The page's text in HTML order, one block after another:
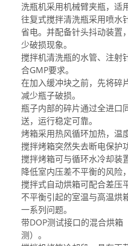
洗瓶机采用机械臂夹瓶，适
往复式搅拌清洗瓶采用喷水
省电。并配备针头抖动装置
少破损现象。
搅拌机清洗瓶的水管、注射
合GMP要求。
在加入缓冲块之前，先将碎
减少瓶子破损。
瓶子内部的碎片通过全进口
送，运行稳定可靠。
烤箱采用热风循环加热，温
搅拌烤箱突然失去断电保护
搅拌烤箱可与循环水冷却装
降低室内压差不平衡的风险
搅拌式自动烘箱可配合差压
不平衡引起的室温与高温烘
一系列问题。
带DOP测试接口的混合烘箱
测）。